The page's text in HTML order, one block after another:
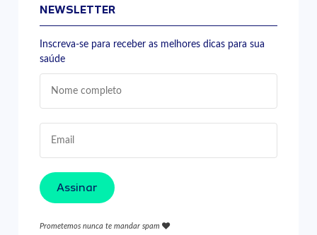
NEWSLETTER
Inscreva-se para receber as melhores dicas para sua
saúde
Assinar
Prometemos nunca te mandar spam